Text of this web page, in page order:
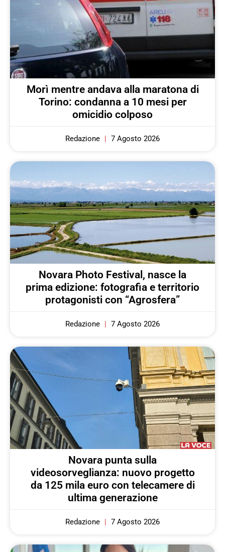
Morì mentre andava alla maratona di
Torino: condanna a 10 mesi per
omicidio colposo
Redazione 7 Agosto 2026
Novara Photo Festival, nasce la
prima edizione: fotografia e territorio
protagonisti con “Agrosfera”
Redazione 7 Agosto 2026
Novara punta sulla
videosorveglianza: nuovo progetto
da 125 mila euro con telecamere di
ultima generazione
Redazione 7 Agosto 2026